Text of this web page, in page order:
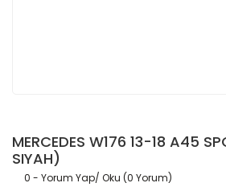
MERCEDES W176 13-18 A45
SIYAH)
0 - Yorum Yap/ Oku (0 Yorum)